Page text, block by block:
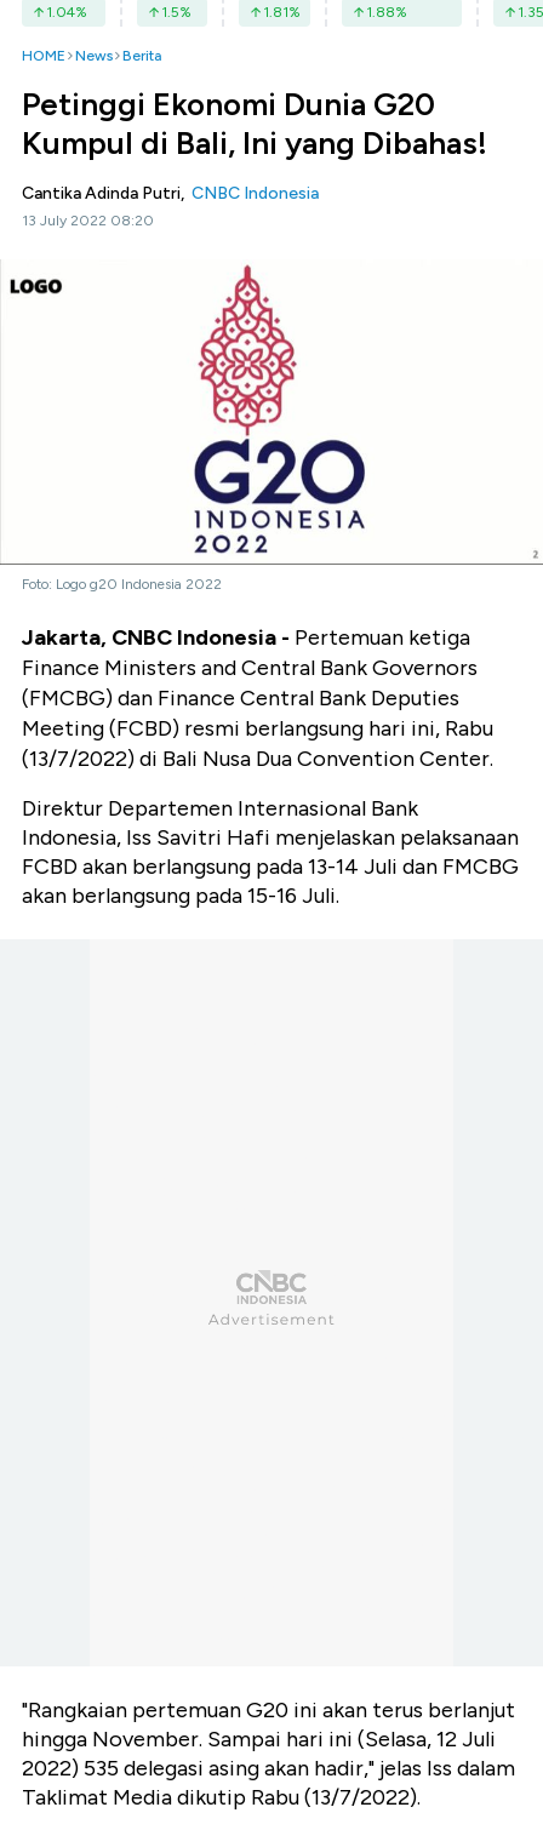
1.04% 1.5% 1.81% 1.88% 1.35
HOME News Berita
Petinggi Ekonomi Dunia G20
Kumpul di Bali, Ini yang Dibahas!
Cantika Adinda Putri, CNBC Indonesia
13 July 2022 08:20
Foto: Logo g20 Indonesia 2022
Jakarta, CNBC Indonesia - Pertemuan ketiga
Finance Ministers and Central Bank Governors
(FMCBG) dan Finance Central Bank Deputies
Meeting (FCBD) resmi berlangsung hari ini, Rabu
(13/7/2022) di Bali Nusa Dua Convention Center.
Direktur Departemen Internasional Bank
Indonesia, Iss Savitri Hafi menjelaskan pelaksanaan
FCBD akan berlangsung pada 13-14 Juli dan FMCBG
akan berlangsung pada 15-16 Juli.
"Rangkaian pertemuan G20 ini akan terus berlanjut
hingga November. Sampai hari ini (Selasa, 12 Juli
2022) 535 delegasi asing akan hadir," jelas Iss dalam
Taklimat Media dikutip Rabu (13/7/2022).